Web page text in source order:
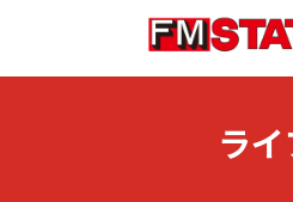
ン
ー
ラ